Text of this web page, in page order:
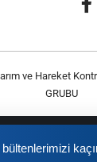
ve Hareket
GRUBU